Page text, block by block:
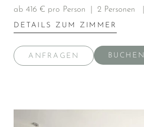
ab 416 € pro Person 2 Personen
DETAILS ZUM ZIMMER
ANFRAGEN BUCHEN